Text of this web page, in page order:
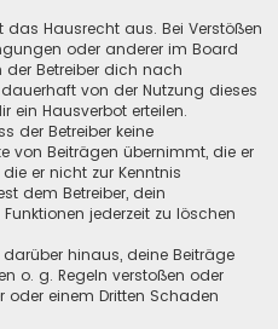
das Hausrecht aus. Bei Verstößen
oder anderer im Board
der Betreiber dich nach
von der Nutzung dieses
ein Hausverbot erteilen.
der Betreiber keine
von Beiträgen übernimmt, die er
er nicht zur Kenntnis
dem Betreiber, dein
jederzeit zu löschen
hinaus, deine Beiträge
o. g. Regeln verstoßen oder
oder einem Dritten Schaden